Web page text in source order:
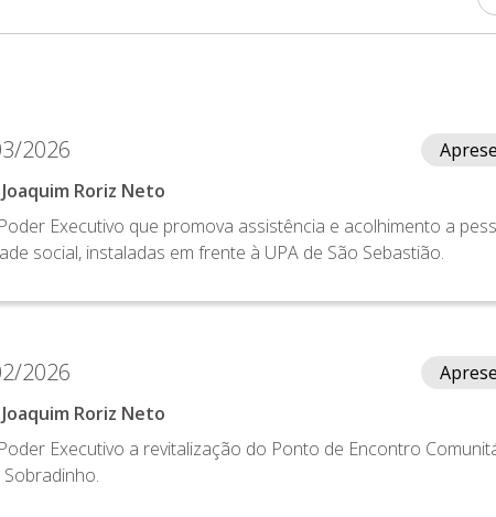
2026
Roriz Neto
Executivo que promova assistência e acolhimento a
social, instaladas em frente à UPA de São Sebastião.
2026
Roriz Neto
Executivo a revitalização do Ponto de Encontro